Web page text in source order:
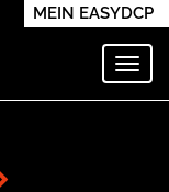
MEIN EASYDCP